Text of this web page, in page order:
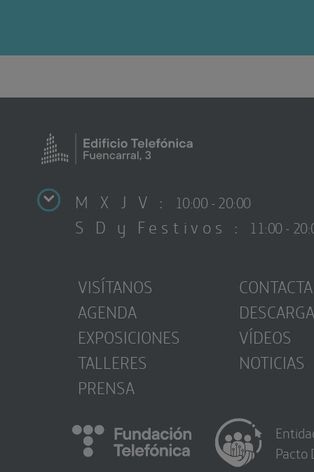
M X J V : 10:00 - 20:00
S D y Festivos : 11:00 -
VISÍTANOS
AGENDA
EXPOSICIONES
TALLERES
PRENSA
CONTACTA
VÍDEOS
NOTICIAS
Pacto